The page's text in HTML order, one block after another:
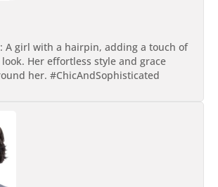
A girl with a hairpin, adding a touch of
Her effortless style and grace
her. #ChicAndSophisticated